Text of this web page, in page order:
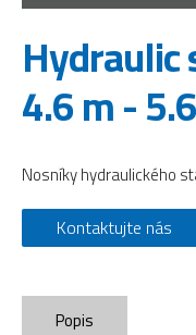
Hydraulic
4.6 m -
Nosníky hydraulického
Kontaktujte nás
Popis